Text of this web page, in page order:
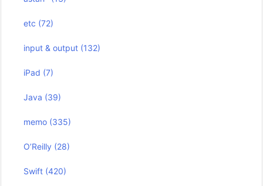
etc (72)
input & output (132)
iPad (7)
Java (39)
memo (335)
O’Reilly (28)
Swift (420)